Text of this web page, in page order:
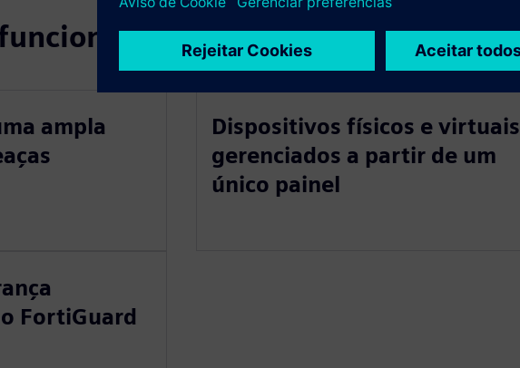
ampla
Dispositivos físicos e virtuais
gerenciados a partir de um
único painel
FortiGuard